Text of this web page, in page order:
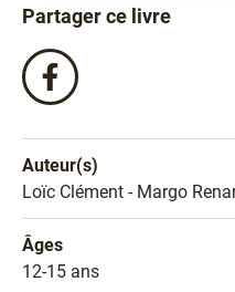
Partager ce livre
Partagez
ce
Facebook
!
Auteur(s)
Nom de l'auteur
Loïc Clément - Margo
Âges
Âges
12-15 ans